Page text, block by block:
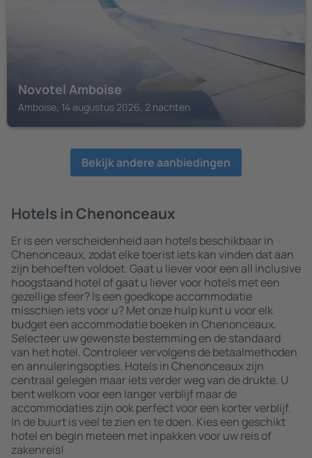
Novotel Amboise
Amboise, 14 augustus 2026, 2 nachten
Bekijk andere aanbiedingen
Hotels in Chenonceaux
Er is een verscheidenheid aan hotels beschikbaar in
Chenonceaux, zodat elke toerist iets kan vinden dat aan
zijn behoeften voldoet. Gaat u liever voor een all inclusive
hoogstaand hotel of gaat u liever voor hotels met een
gezellige sfeer? Is een goedkope accommodatie
misschien iets voor u? Met onze hulp kunt u voor elk
budget een accommodatie boeken in Chenonceaux.
Selecteer uw gewenste bestemming en de standaard
van het hotel. Controleer vervolgens de betaalmethoden
en annuleringsopties. Hotels in Chenonceaux zijn
centraal gelegen maar iets verder weg van de drukte. U
bent welkom voor een langer verblijf maar de
accommodaties zijn ook perfect voor een korter verblijf.
In de buurt is veel te zien en te doen. Kies een geschikt
hotel en begin meteen met inpakken voor uw reis of
zakenreis!